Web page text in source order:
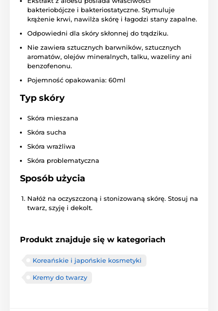
bakteriobójcze i bakteriostatyczne. Stymuluje
krążenie krwi, nawilża skórę i łagodzi stany zapalne.
Odpowiedni dla skóry skłonnej do trądziku.
Nie zawiera sztucznych barwników, sztucznych
aromatów, olejów mineralnych, talku, wazeliny ani
benzofenonu.
Pojemność opakowania: 60ml
Typ skóry
Skóra mieszana
Skóra sucha
Skóra wrażliwa
Skóra problematyczna
Sposób użycia
Nałóż na oczyszczoną i stonizowaną skórę. Stosuj na
twarz, szyję i dekolt.
Produkt znajduje się w kategoriach
Koreańskie i japońskie kosmetyki
Kremy do twarzy